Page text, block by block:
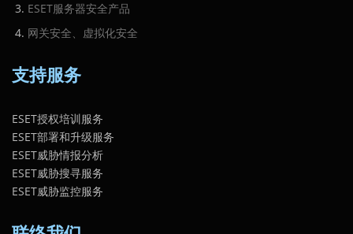
ESET服务器安全产品
网关安全、虚拟化安全
支持服务
ESET授权培训服务
ESET部署和升级服务
ESET威胁情报分析
ESET威胁搜寻服务
ESET威胁监控服务